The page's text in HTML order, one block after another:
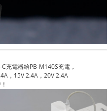
充電器給PB-M140S充電，
，15V 2.4A，20V 2.4A